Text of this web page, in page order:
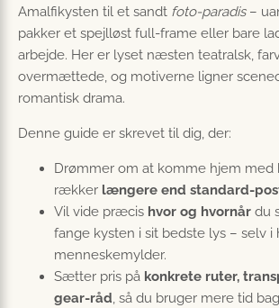
Amalfikysten til et sandt foto-paradis–
pakker et spejlløst full-frame eller bare
arbejde. Her er lyset næsten teatralsk,
overmættede, og motiverne ligner
romantisk drama.
Denne guide er skrevet til dig, der:
Drømmer om at komme hjem med
rækker længere end standard-
Vil vide præcis hvor og hvornår du
fange kysten i sit bedste lys – selv
menneskemylder.
Sætter pris på konkrete ruter,
gear-råd, så du bruger mere tid